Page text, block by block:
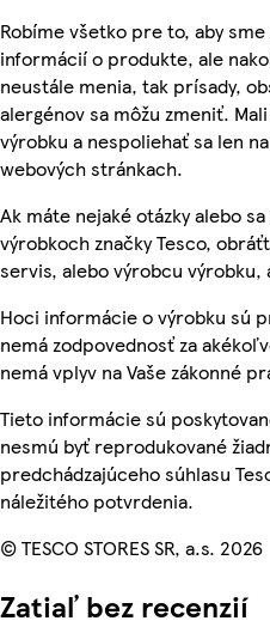
Robíme všetko pre to, aby
informácií o produkte, ale
neustále menia, tak prísady,
alergénov sa môžu zmeniť.
výrobku a nespoliehať sa len
webových stránkach.
Ak máte nejaké otázky alebo
výrobkoch značky Tesco,
servis, alebo výrobcu výrobku,
Hoci informácie o výrobku sú
nemá zodpovednosť za
nemá vplyv na Vaše zákonné
Tieto informácie sú
nesmú byť reprodukované
predchádzajúceho súhlasu
náležitého potvrdenia.
© TESCO STORES SR, a.s. 2026
Zatiaľ bez recenzií